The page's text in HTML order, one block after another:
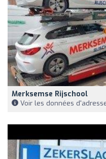
Merksemse Rijschool
Voir les données